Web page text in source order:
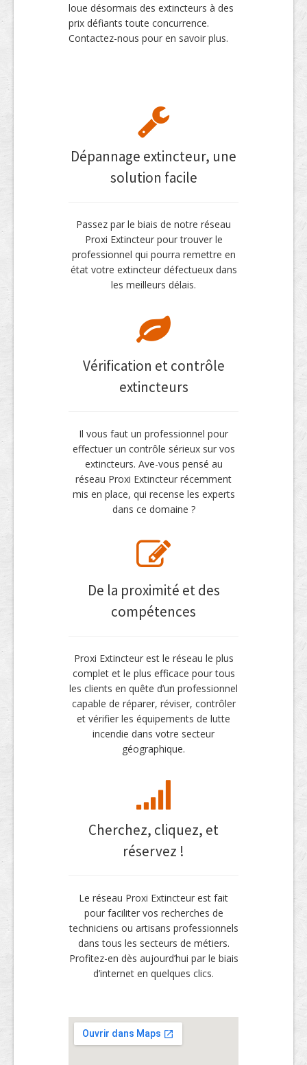
loue désormais des extincteurs à des
prix défiants toute concurrence.
Contactez-nous pour en savoir plus.
Dépannage extincteur, une
solution facile
Passez par le biais de notre réseau
Proxi Extincteur pour trouver le
professionnel qui pourra remettre en
état votre extincteur défectueux dans
les meilleurs délais.
Vérification et contrôle
extincteurs
Il vous faut un professionnel pour
effectuer un contrôle sérieux sur vos
extincteurs. Ave-vous pensé au
réseau Proxi Extincteur récemment
mis en place, qui recense les experts
dans ce domaine ?
De la proximité et des
compétences
Proxi Extincteur est le réseau le plus
complet et le plus efficace pour tous
les clients en quête d’un professionnel
capable de réparer, réviser, contrôler
et vérifier les équipements de lutte
incendie dans votre secteur
géographique.
Cherchez, cliquez, et
réservez !
Le réseau Proxi Extincteur est fait
pour faciliter vos recherches de
techniciens ou artisans professionnels
dans tous les secteurs de métiers.
Profitez-en dès aujourd’hui par le biais
d’internet en quelques clics.